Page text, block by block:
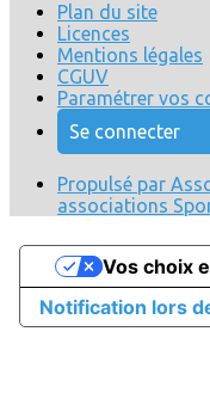
Plan du site
Licences
Mentions légales
CGUV
Paramétrer vos
Se connecter
Propulsé par
associations
Notification lors
Vos choix